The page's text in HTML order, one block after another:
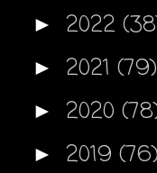
► 2022
► 2021 (79)
► 2020
► 2019 (76)